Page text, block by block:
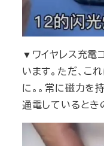
▼ワイヤレス充電
います。ただ、こ
に。。常に磁力を
通電しているとき